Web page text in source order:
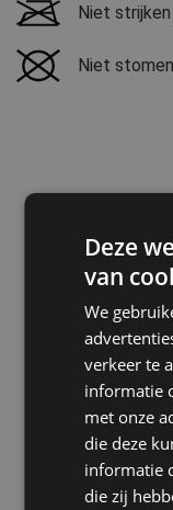
Niet strijken
Niet stomen
Deze
van
We
verkeer te
informatie
met onze
die deze
informatie
die zij